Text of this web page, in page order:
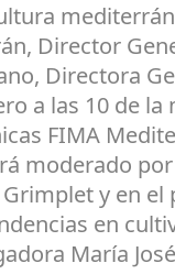
Director
Directora
a las 10 de la
FIMA
moderado
y en el
en
María